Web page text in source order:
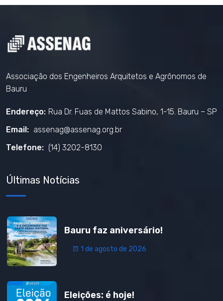
Associação dos Engenheiros Arquitetos e Agrônomos de
Bauru
Endereço: Rua Dr. Fuas de Mattos Sabino, 1-15. Bauru – SP
Email: assenag@assenag.org.br
Telefone: (14) 3202-8130
Últimas Notícias
Bauru faz aniversário!
1 de agosto de 2026
Eleições: é hoje!